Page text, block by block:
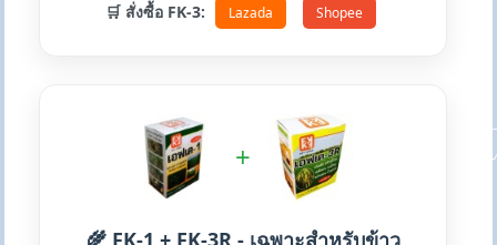
🛒 สั่งซื้อ FK-3: Lazada Shopee
+